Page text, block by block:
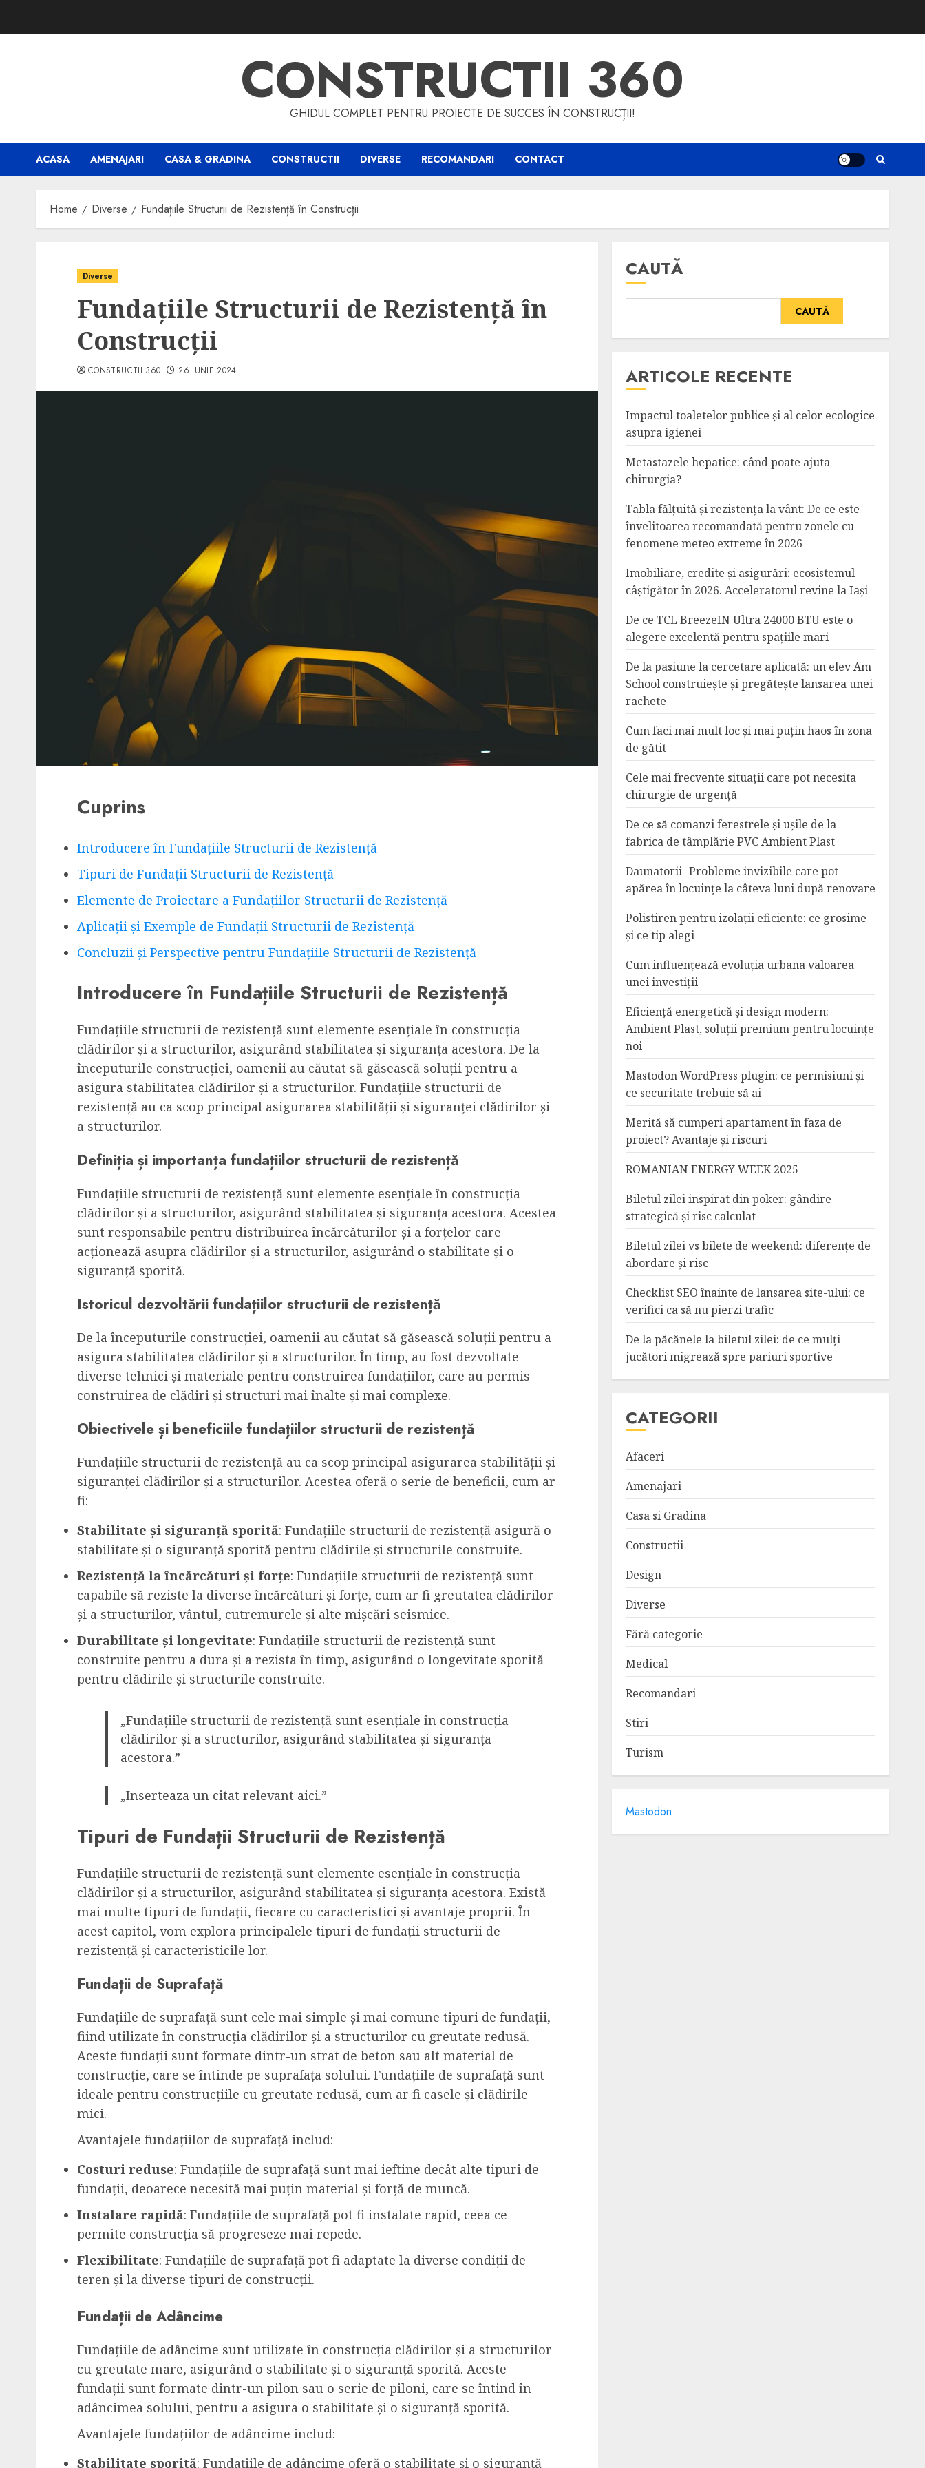
CONSTRUCTII 360
GHIDUL COMPLET PENTRU PROIECTE DE SUCCES ÎN CONSTRUCȚII!
ACASA AMENAJARI CASA & GRADINA CONSTRUCTII DIVERSE RECOMANDARI CONTACT
Home Diverse Fundațiile Structurii de Rezistență în Construcții
Diverse
Fundațiile Structurii de Rezistență în
Construcții
CONSTRUCTII 360 26 IUNIE 2024
Cuprins
Introducere în Fundațiile Structurii de Rezistență
Tipuri de Fundații Structurii de Rezistență
Elemente de Proiectare a Fundațiilor Structurii de Rezistență
Aplicații și Exemple de Fundații Structurii de Rezistență
Concluzii și Perspective pentru Fundațiile Structurii de Rezistență
Introducere în Fundațiile Structurii de Rezistență
Fundațiile structurii de rezistență sunt elemente esențiale în construcția
clădirilor și a structurilor, asigurând stabilitatea și siguranța acestora. De la
începuturile construcției, oamenii au căutat să găsească soluții pentru a
asigura stabilitatea clădirilor și a structurilor. Fundațiile structurii de
rezistență au ca scop principal asigurarea stabilității și siguranței clădirilor și
a structurilor.
Definiția și importanța fundațiilor structurii de rezistență
Fundațiile structurii de rezistență sunt elemente esențiale în construcția
clădirilor și a structurilor, asigurând stabilitatea și siguranța acestora. Acestea
sunt responsabile pentru distribuirea încărcăturilor și a forțelor care
acționează asupra clădirilor și a structurilor, asigurând o stabilitate și o
siguranță sporită.
Istoricul dezvoltării fundațiilor structurii de rezistență
De la începuturile construcției, oamenii au căutat să găsească soluții pentru a
asigura stabilitatea clădirilor și a structurilor. În timp, au fost dezvoltate
diverse tehnici și materiale pentru construirea fundațiilor, care au permis
construirea de clădiri și structuri mai înalte și mai complexe.
Obiectivele și beneficiile fundațiilor structurii de rezistență
Fundațiile structurii de rezistență au ca scop principal asigurarea stabilității și
siguranței clădirilor și a structurilor. Acestea oferă o serie de beneficii, cum ar
fi:
Stabilitate și siguranță sporită: Fundațiile structurii de rezistență asigură o
stabilitate și o siguranță sporită pentru clădirile și structurile construite.
Rezistență la încărcături și forțe: Fundațiile structurii de rezistență sunt
capabile să reziste la diverse încărcături și forțe, cum ar fi greutatea clădirilor
și a structurilor, vântul, cutremurele și alte mișcări seismice.
Durabilitate și longevitate: Fundațiile structurii de rezistență sunt
construite pentru a dura și a rezista în timp, asigurând o longevitate sporită
pentru clădirile și structurile construite.
„Fundațiile structurii de rezistență sunt esențiale în construcția
clădirilor și a structurilor, asigurând stabilitatea și siguranța
acestora.”
„Inserteaza un citat relevant aici.”
Tipuri de Fundații Structurii de Rezistență
Fundațiile structurii de rezistență sunt elemente esențiale în construcția
clădirilor și a structurilor, asigurând stabilitatea și siguranța acestora. Există
mai multe tipuri de fundații, fiecare cu caracteristici și avantaje proprii. În
acest capitol, vom explora principalele tipuri de fundații structurii de
rezistență și caracteristicile lor.
Fundații de Suprafață
Fundațiile de suprafață sunt cele mai simple și mai comune tipuri de fundații,
fiind utilizate în construcția clădirilor și a structurilor cu greutate redusă.
Aceste fundații sunt formate dintr-un strat de beton sau alt material de
construcție, care se întinde pe suprafața solului. Fundațiile de suprafață sunt
ideale pentru construcțiile cu greutate redusă, cum ar fi casele și clădirile
mici.
Avantajele fundațiilor de suprafață includ:
Costuri reduse: Fundațiile de suprafață sunt mai ieftine decât alte tipuri de
fundații, deoarece necesită mai puțin material și forță de muncă.
Instalare rapidă: Fundațiile de suprafață pot fi instalate rapid, ceea ce
permite construcția să progreseze mai repede.
Flexibilitate: Fundațiile de suprafață pot fi adaptate la diverse condiții de
teren și la diverse tipuri de construcții.
Fundații de Adâncime
Fundațiile de adâncime sunt utilizate în construcția clădirilor și a structurilor
cu greutate mare, asigurând o stabilitate și o siguranță sporită. Aceste
fundații sunt formate dintr-un pilon sau o serie de piloni, care se întind în
adâncimea solului, pentru a asigura o stabilitate și o siguranță sporită.
Avantajele fundațiilor de adâncime includ:
Stabilitate sporită: Fundațiile de adâncime oferă o stabilitate și o siguranță
CAUTĂ
CAUTĂ
ARTICOLE RECENTE
Impactul toaletelor publice și al celor ecologice
asupra igienei
Metastazele hepatice: când poate ajuta
chirurgia?
Tabla fălțuită și rezistența la vânt: De ce este
învelitoarea recomandată pentru zonele cu
fenomene meteo extreme în 2026
Imobiliare, credite și asigurări: ecosistemul
câștigător în 2026. Acceleratorul revine la Iași
De ce TCL BreezeIN Ultra 24000 BTU este o
alegere excelentă pentru spațiile mari
De la pasiune la cercetare aplicată: un elev Am
School construiește și pregătește lansarea unei
rachete
Cum faci mai mult loc și mai puțin haos în zona
de gătit
Cele mai frecvente situații care pot necesita
chirurgie de urgență
De ce să comanzi ferestrele și ușile de la
fabrica de tâmplărie PVC Ambient Plast
Daunatorii- Probleme invizibile care pot
apărea în locuințe la câteva luni după renovare
Polistiren pentru izolații eficiente: ce grosime
și ce tip alegi
Cum influențează evoluția urbana valoarea
unei investiții
Eficiență energetică și design modern:
Ambient Plast, soluții premium pentru locuințe
noi
Mastodon WordPress plugin: ce permisiuni și
ce securitate trebuie să ai
Merită să cumperi apartament în faza de
proiect? Avantaje și riscuri
ROMANIAN ENERGY WEEK 2025
Biletul zilei inspirat din poker: gândire
strategică și risc calculat
Biletul zilei vs bilete de weekend: diferențe de
abordare și risc
Checklist SEO înainte de lansarea site-ului: ce
verifici ca să nu pierzi trafic
De la păcănele la biletul zilei: de ce mulți
jucători migrează spre pariuri sportive
CATEGORII
Afaceri
Amenajari
Casa si Gradina
Constructii
Design
Diverse
Fără categorie
Medical
Recomandari
Stiri
Turism
Mastodon